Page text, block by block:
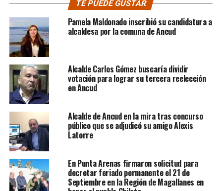
TE PUEDE GUSTAR
Pamela Maldonado inscribió su candidatura a
alcaldesa por la comuna de Ancud
Alcalde Carlos Gómez buscaría dividir
votación para lograr su tercera reelección
en Ancud
Alcalde de Ancud en la mira tras concurso
público que se adjudicó su amigo Alexis
Latorre
En Punta Arenas firmaron solicitud para
decretar feriado permanente el 21 de
Septiembre en la Región de Magallanes en